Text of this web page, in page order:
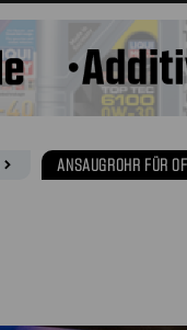
navigate_next ANSAUGROHR FÜR